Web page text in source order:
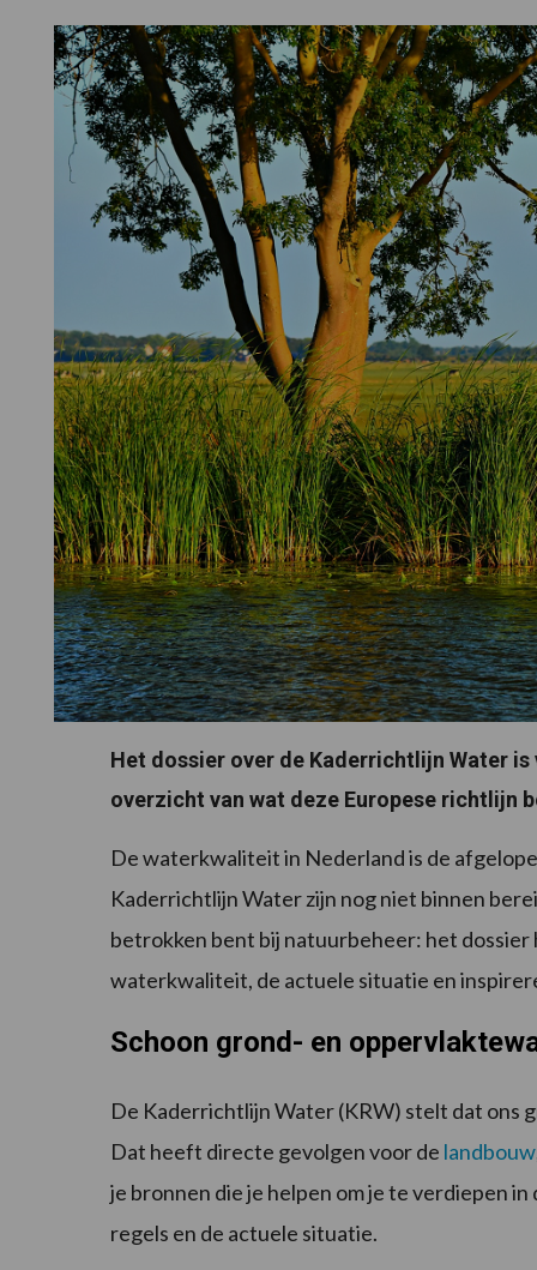
Het dossier over de Kaderrichtlijn Water
overzicht van wat deze Europese richtlijn
De waterkwaliteit in Nederland is de
Kaderrichtlijn Water zijn nog niet binnen
betrokken bent bij natuurbeheer: het
waterkwaliteit, de actuele situatie en
Schoon grond- en
De Kaderrichtlijn Water (KRW) stelt dat ons
Dat heeft directe gevolgen voor de landbouw
je bronnen die je helpen om je te verdiepen
regels en de actuele situatie.